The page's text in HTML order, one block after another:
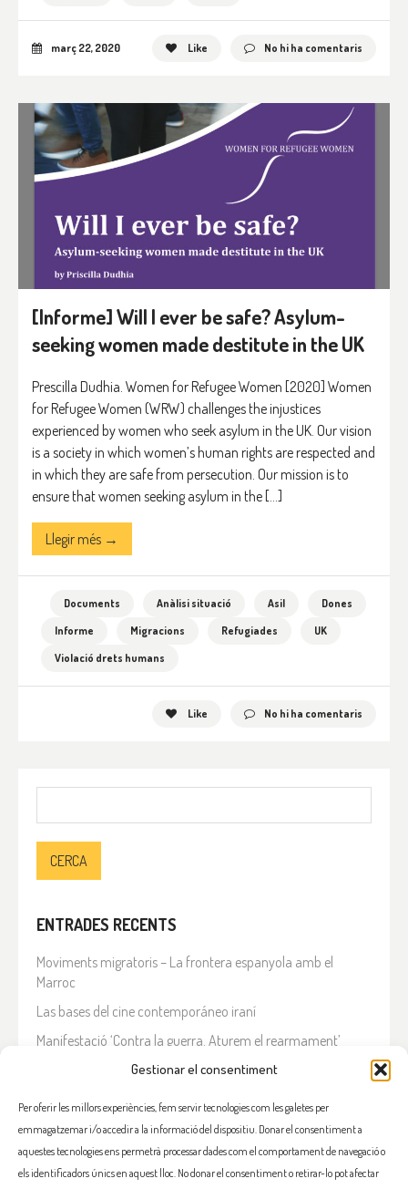
Gestionar el consentiment
Per oferir les millors experiències, fem servir tecnologies com les galetes per
emmagatzemar i/o accedir a la informació del dispositiu. Donar el consentiment a
aquestes tecnologies ens permetrà processar dades com el comportament de navegació o
els identificadors únics en aquest lloc. No donar el consentiment o retirar-lo pot afectar
març 22, 2020 Like No hi ha comentaris
[Informe] Will I ever be safe? Asylum-
seeking women made destitute in the UK
Prescilla Dudhia. Women for Refugee Women [2020] Women
for Refugee Women (WRW) challenges the injustices
experienced by women who seek asylum in the UK. Our vision
is a society in which women’s human rights are respected and
in which they are safe from persecution. Our mission is to
ensure that women seeking asylum in the […]
Llegir més →
Documents Anàlisi situació Asil
Dones
Informe
Migracions Refugiades
UK
Violació drets humans
Like No hi ha comentaris
ENTRADES RECENTS
Moviments migratoris – La frontera espanyola amb el
Marroc
Las bases del cine contemporáneo iraní
Manifestació ‘Contra la guerra. Aturem el rearmament’
En solidaritat amb el Líban
Què està passant a l’Iran?
COMENTARIS RECENTS